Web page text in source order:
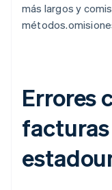
más largos y
Errores
facturas